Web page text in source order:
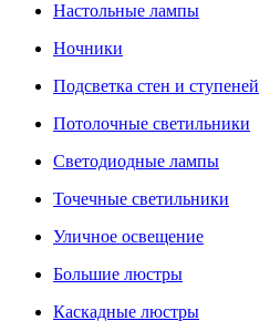
Настольные лампы
Ночники
Подсветка стен и ступеней
Потолочные светильники
Светодиодные лампы
Точечные светильники
Уличное освещение
Большие люстры
Каскадные люстры